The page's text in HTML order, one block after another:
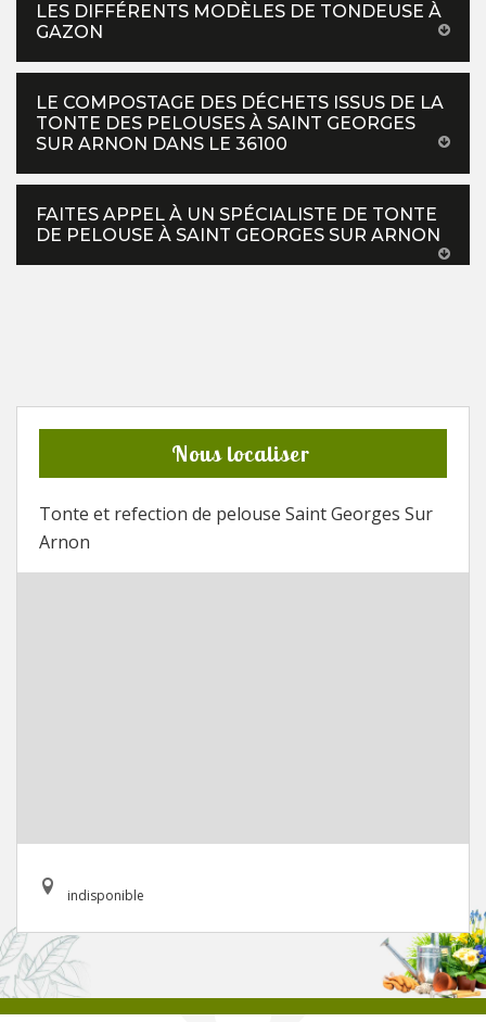
LES DIFFÉRENTS MODÈLES DE TONDEUSE À
GAZON
LE COMPOSTAGE DES DÉCHETS ISSUS DE LA
TONTE DES PELOUSES À SAINT GEORGES
SUR ARNON DANS LE 36100
FAITES APPEL À UN SPÉCIALISTE DE TONTE
DE PELOUSE À SAINT GEORGES SUR ARNON
Nous localiser
Tonte et refection de pelouse Saint Georges Sur
Arnon
indisponible